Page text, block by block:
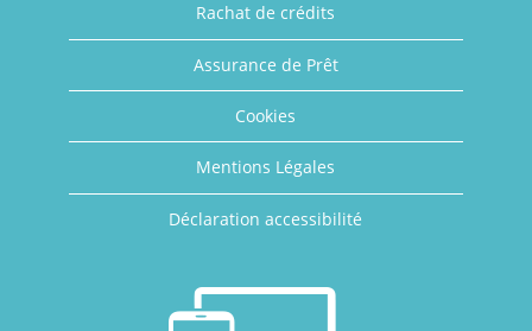
Rachat de crédits
Assurance de Prêt
Cookies
Mentions Légales
Déclaration accessibilité